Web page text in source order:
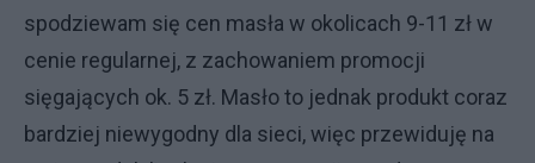
spodziewam się cen masła w okolicach 9-11 zł w
cenie regularnej, z zachowaniem promocji
sięgających ok. 5 zł. Masło to jednak produkt coraz
bardziej niewygodny dla sieci, więc przewiduję na